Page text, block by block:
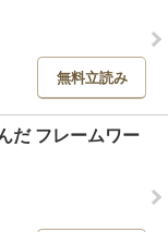
無料立読み
だ フレームワー